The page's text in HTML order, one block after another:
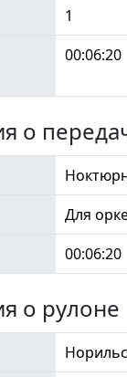
1
00:06:20
о
Для
00:06:20
о рулоне